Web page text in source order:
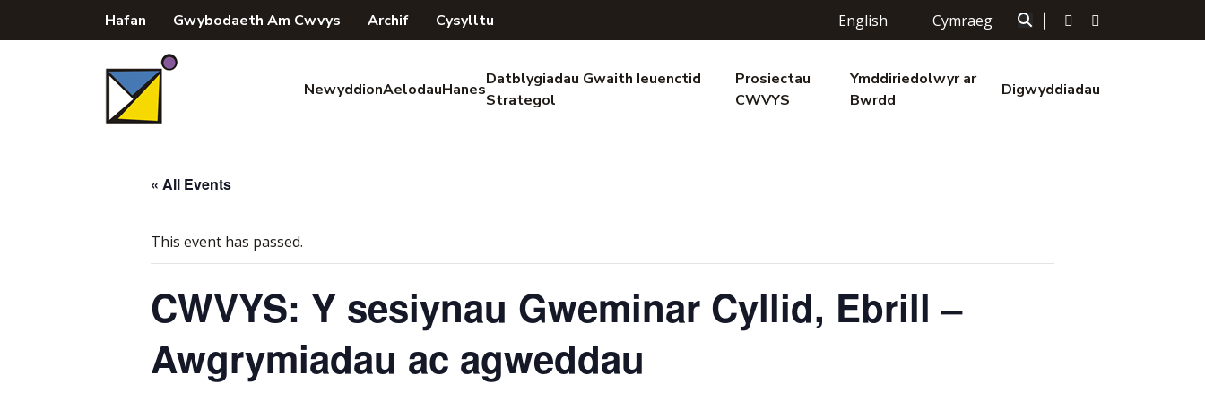
Hafan Gwybodaeth Am Cwvys Archif Cysylltu English Cymraeg
NewyddionAelodauHanes
Datblygiadau Gwaith Ieuenctid
Strategol
Prosiectau
CWVYS
Ymddiriedolwyr ar
Bwrdd
Digwyddiadau
« All Events
This event has passed.
CWVYS: Y sesiynau Gweminar Cyllid, Ebrill –
Awgrymiadau ac agweddau